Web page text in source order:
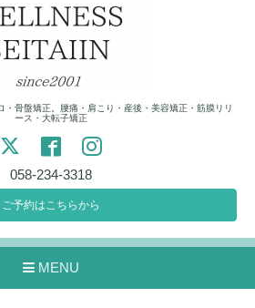
・骨盤矯正。腰痛・肩こり・産後・美容矯正・筋膜リリ
ース・大転子矯正
058-234-3318
ご予約はこちらから
MENU